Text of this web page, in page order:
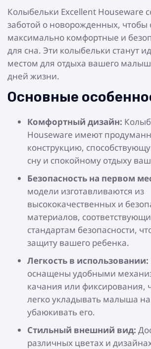
Колыбельки Excellent Houseware
заботой о новорожденных, чтобы
максимально комфортные и
для сна. Эти колыбельки станут
местом для отдыха вашего
дней жизни.
Основные
Комфортный дизайн:
Houseware имеют
конструкцию,
сну и спокойному отдыху
Безопасность на первом
модели изготавливаются из
высококачественных и
материалов,
стандартам безопасности,
защиту вашего ребенка.
Легкость в использовании:
оснащены удобными
качания или фиксирования,
легко укладывать малыша
убаюкивать его.
Стильный внешний вид:
различных цветах и